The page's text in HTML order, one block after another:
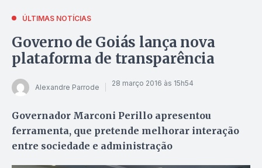
ÚLTIMAS NOTÍCIAS
Governo de Goiás lança nova
plataforma de transparência
Alexandre Parrode 28 março 2016 às 15h54
Governador Marconi Perillo apresentou
ferramenta, que pretende melhorar interação
entre sociedade e administração